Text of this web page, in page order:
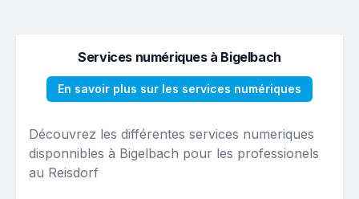
Services numériques à Bigelbach
En savoir plus sur les services numériques
Découvrez les différentes services numeriques
disponnibles à Bigelbach pour les professionels
au Reisdorf